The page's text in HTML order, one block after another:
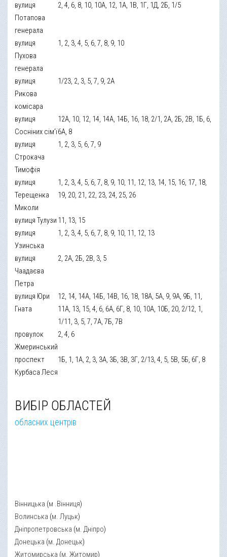
вулиця
Потапова
генерала
2, 4, 6, 8, 10, 10А, 12, 1А, 1В, 1Г, 1Д, 2Б, 1/5
вулиця
Пухова
генерала
1, 2, 3, 4, 5, 6, 7, 8, 9, 10
вулиця
Рикова
комісара
1/23, 2, 3, 5, 7, 9, 2А
вулиця
Сосніних сім’ї
12А, 10, 12, 14, 14А, 14Б, 16, 18, 2/1, 2А, 2Б, 2В, 1Б, 6,
6А, 8
вулиця
Строкача
Тимофія
1, 2, 3, 5, 6, 7, 9
вулиця
Терещенка
Миколи
1, 2, 3, 4, 5, 6, 7, 8, 9, 10, 11, 12, 13, 14, 15, 16, 17, 18,
19, 20, 21, 22, 23, 24, 25, 26
вулиця Тулузи 11, 13, 15
вулиця
Узинська
1, 2, 3, 4, 5, 6, 7, 8, 9, 10, 11, 12, 13
вулиця
Чаадаєва
Петра
2, 2А, 2Б, 2В, 3, 5
вулиця Юри
Гната
12, 14, 14А, 14Б, 14В, 16, 18, 18А, 5А, 9, 9А, 9Б, 11,
11А, 13, 15, 4, 6, 6А, 6Г, 8, 10, 10А, 10Б, 20, 2/12, 1,
1/11, 3, 5, 7, 7А, 7Б, 7В
провулок
Жмеринський
2, 4, 6
проспект
Курбаса Леся
1Б, 1, 1А, 2, 3, 3А, 3Б, 3В, 3Г, 2/13, 4, 5, 5В, 5Б, 6Г, 8
ВИБІР ОБЛАСТЕЙ
обласних центрів
Вінницька (м .Вінниця)
Волинська (м. Луцьк)
Дніпропетровська (м. Дніпро)
Донецька (м. Донецьк)
Житомирська (м. Житомир)